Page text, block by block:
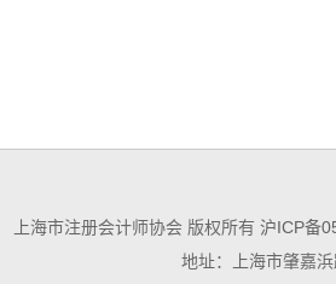
上海市注册会计师协会 版权所有 沪ICP备
地址：上海市肇嘉